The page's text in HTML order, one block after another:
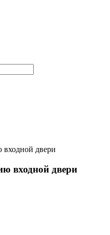
входной двери
входной двери